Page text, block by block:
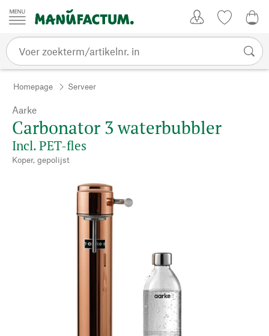
Passer au contenu
Homepage Serveer
Aarke
Carbonator 3 waterbubbler
Incl. PET-fles
Koper, gepolijst